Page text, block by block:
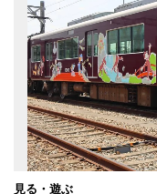
見る・遊ぶ